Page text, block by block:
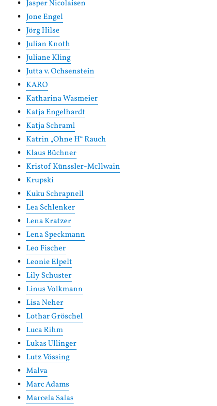
Jasper Nicolaisen
Jone Engel
Jörg Hilse
Julian Knoth
Juliane Kling
Jutta v. Ochsenstein
KARO
Katharina Wasmeier
Katja Engelhardt
Katja Schraml
Katrin „Ohne H“ Rauch
Klaus Büchner
Kristof Künssler-McIlwain
Krupski
Kuku Schrapnell
Lea Schlenker
Lena Kratzer
Lena Speckmann
Leo Fischer
Leonie Elpelt
Lily Schuster
Linus Volkmann
Lisa Neher
Lothar Gröschel
Luca Rihm
Lukas Ullinger
Lutz Vössing
Malva
Marc Adams
Marcela Salas